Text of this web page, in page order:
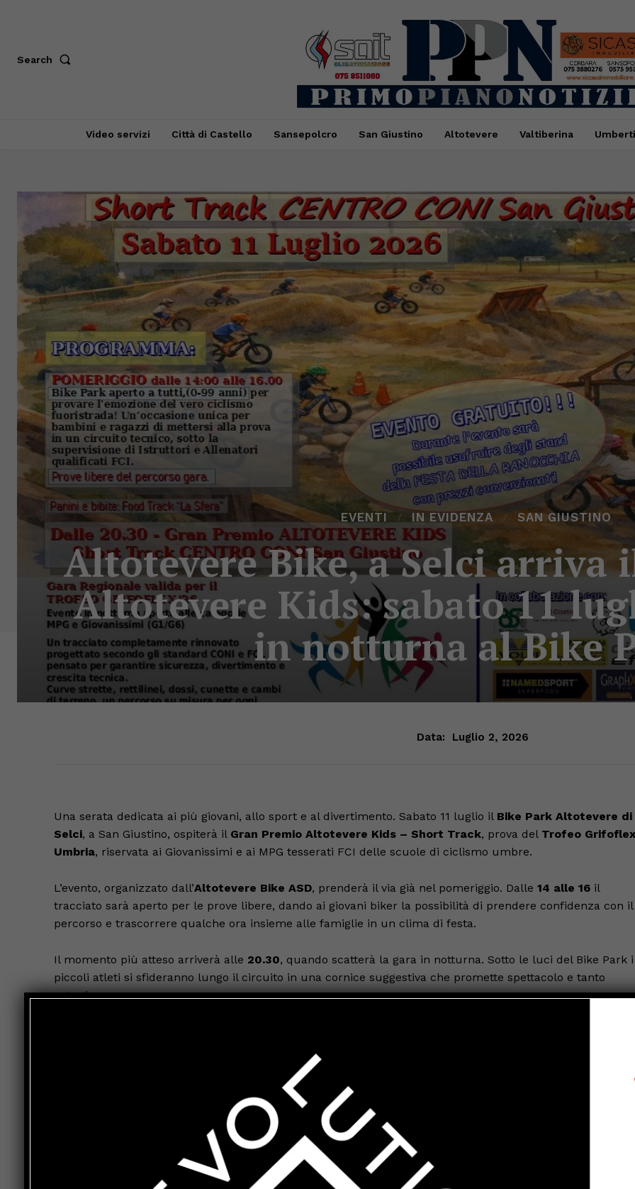
Search
Video servizi Città di Castello Sansepolcro San Giustino Altotevere Valtiberina
EVENTI IN EVIDENZA SAN GIUSTINO
Altotevere Bike, a Selci arriva
Altotevere Kids: sabato 11
in notturna al Bike
Data: Luglio 2, 2026
Una serata dedicata ai più giovani, allo sport e al divertimento. Sabato 11 luglio il Bike Park Altotevere di
Selci, a San Giustino, ospiterà il Gran Premio Altotevere Kids – Short Track, prova del Trofeo Grifoflex
Umbria, riservata ai Giovanissimi e ai MPG tesserati FCI delle scuole di ciclismo umbre.
L’evento, organizzato dall’Altotevere Bike ASD, prenderà il via già nel pomeriggio. Dalle 14 alle 16 il
tracciato sarà aperto per le prove libere, dando ai giovani biker la possibilità di prendere confidenza con il
percorso e trascorrere qualche ora insieme alle famiglie in un clima di festa.
Il momento più atteso arriverà alle 20.30, quando scatterà la gara in notturna. Sotto le luci del Bike Park i
piccoli atleti si sfideranno lungo il circuito in una cornice suggestiva che promette spettacolo e tanto
entusiasmo.
. A disposizione degli atleti anche docce e spogliatoi.
Al termine delle gare saranno premiati i primi cinque classificati di ogni categoria. Sono previsti inoltre un
trofeo per la squadra vincitrice, uno per il team più numeroso e una coppa speciale destinata al
partecipante più giovane della categoria MPG.
Le iscrizioni dovranno essere effettuate attraverso la piattaformaK-Sport